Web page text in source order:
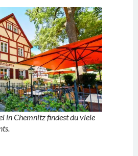
in Chemnitz findest du viele